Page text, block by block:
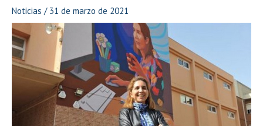
Noticias / 31 de marzo de 2021